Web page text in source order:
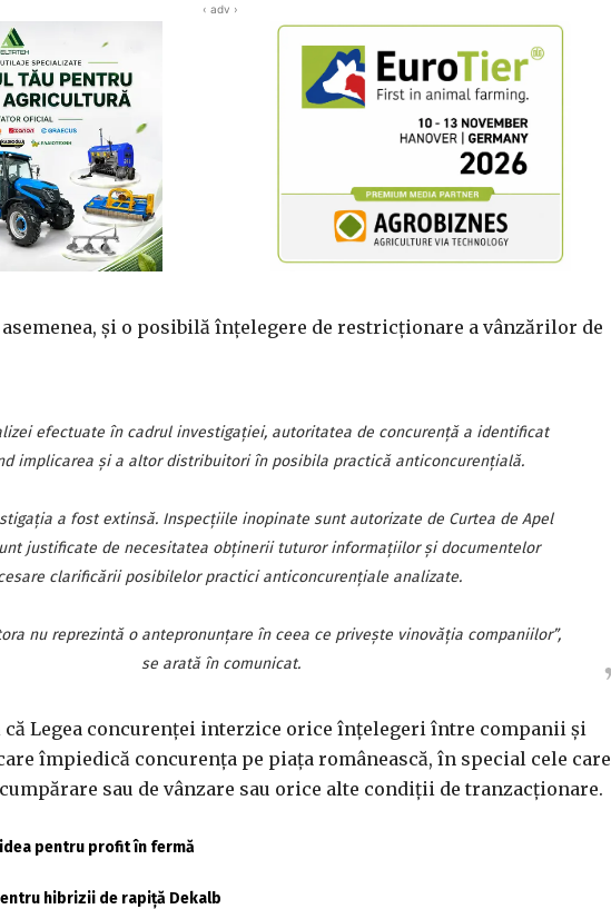
‹ adv ›
şi o posibilă înţelegere de restricţionare a vânzărilor de
efectuate în cadrul investigaţiei, autoritatea de concurenţă a identificat
implicarea şi a altor distribuitori în posibila practică anticoncurenţială.
a fost extinsă. Inspecţiile inopinate sunt autorizate de Curtea de Apel
justificate de necesitatea obţinerii tuturor informaţiilor şi documentelor
clarificării posibilelor practici anticoncurenţiale analizate.
nu reprezintă o antepronunţare în ceea ce priveşte vinovăţia companiilor”,
se arată în comunicat.
Legea concurenţei interzice orice înţelegeri între companii şi
împiedică concurenţa pe piaţa românească, în special cele care
sau de vânzare sau orice alte condiţii de tranzacţionare.
pentru profit în fermă
hibrizii de rapiță Dekalb